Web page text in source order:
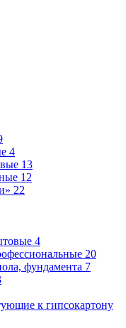
4
13
12
22
4
20
фундамента 7
к гипсокартону